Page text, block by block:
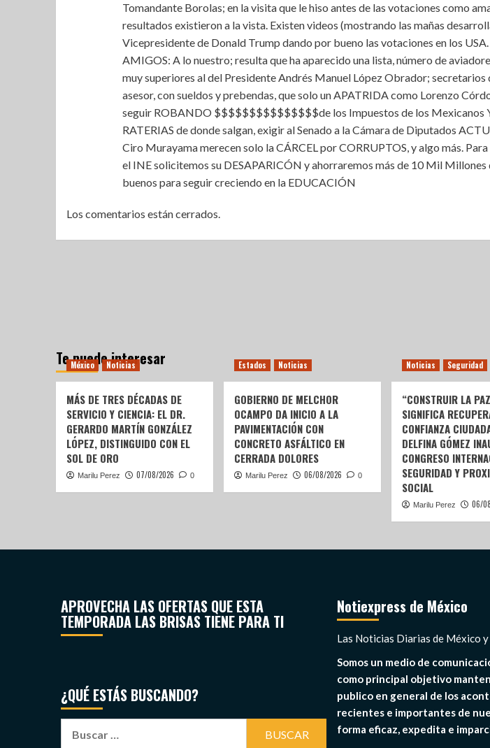
Tomandante Borolas; en la visita que le hiso antes de las votaciones como
resultados existieron a la vista. Existen videos (mostrando las mañas
Vicepresidente de Donald Trump dando por bueno las votaciones en los USA.
AMIGOS: A lo nuestro; resulta que ha aparecido una lista, número de
muy superiores al del Presidente Andrés Manuel López Obrador; secretarios
asesor, con sueldos y prebendas, que solo un APATRIDA como Lorenzo
seguir ROBANDO $$$$$$$$$$$$$$$de los Impuestos de los Mexicanos
RATERIAS de donde salgan, exigir al Senado a la Cámara de Diputados
Ciro Murayama merecen solo la CÁRCEL por CORRUPTOS, y algo más.
el INE solicitemos su DESAPARICÓN y ahorraremos más de 10 Mil Millones
buenos para seguir creciendo en la EDUCACIÓN
Los comentarios están cerrados.
Te puede interesar
México Noticias
MÁS DE TRES DÉCADAS DE
SERVICIO Y CIENCIA: EL DR.
GERARDO MARTÍN GONZÁLEZ
LÓPEZ, DISTINGUIDO CON EL
SOL DE ORO
Marilu Perez 07/08/2026 0
Estados Noticias
GOBIERNO DE MELCHOR
OCAMPO DA INICIO A LA
PAVIMENTACIÓN CON
CONCRETO ASFÁLTICO EN
CERRADA DOLORES
Marilu Perez 06/08/2026 0
Noticias Seguridad
“CONSTRUIR LA
SIGNIFICA
CONFIANZA
DELFINA GÓMEZ
CONGRESO
SEGURIDAD Y
SOCIAL
Marilu Perez 06/
APROVECHA LAS OFERTAS QUE ESTA
TEMPORADA LAS BRISAS TIENE PARA TI
¿QUÉ ESTÁS BUSCANDO?
Notiexpress de México
Las Noticias Diarias de México
Somos un medio de
como principal objetivo
publico en general de los
recientes e importantes de
forma eficaz, expedita e